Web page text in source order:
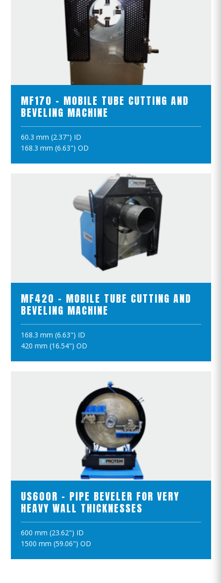
MF170 - MOBILE TUBE CUTTING AND
BEVELING MACHINE
60.3 mm (2.37") ID
168.3 mm (6.63") OD
ZOBACZ PRODUKTY
DODAJ DO KOSZYKA
MF420 - MOBILE TUBE CUTTING AND
BEVELING MACHINE
168.3 mm (6.63") ID
420 mm (16.54") OD
ZOBACZ PRODUKTY
DODAJ DO KOSZYKA
US600R - PIPE BEVELER FOR VERY
HEAVY WALL THICKNESSES
600 mm (23.62") ID
1500 mm (59.06") OD
ZOBACZ PRODUKTY
DODAJ DO KOSZYKA